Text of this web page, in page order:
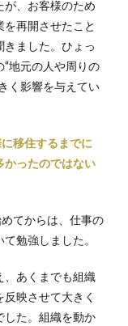
が、お客様のため
再開させたこと
きました。ひょっ
地元の人や周りの
く影響を与えてい
移住するまでに
かったのではない
てからは、仕事の
勉強しました。
、あくまでも組織
映させて大きく
した。組織を動か